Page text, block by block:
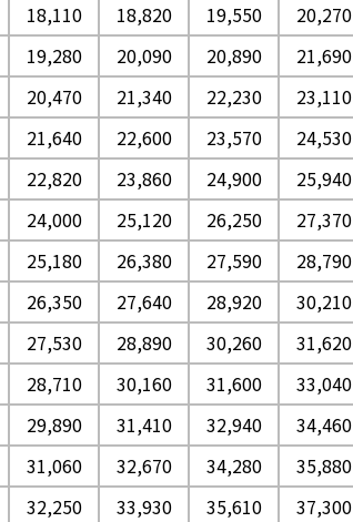
18,110 18,820 19,550 20,270
19,280 20,090 20,890 21,690
20,470 21,340 22,230 23,110
21,640 22,600 23,570 24,530
22,820 23,860 24,900 25,940
24,000 25,120 26,250 27,370
25,180 26,380 27,590 28,790
26,350 27,640 28,920 30,210
27,530 28,890 30,260 31,620
28,710 30,160 31,600 33,040
29,890 31,410 32,940 34,460
31,060 32,670 34,280 35,880
32,250 33,930 35,610 37,300